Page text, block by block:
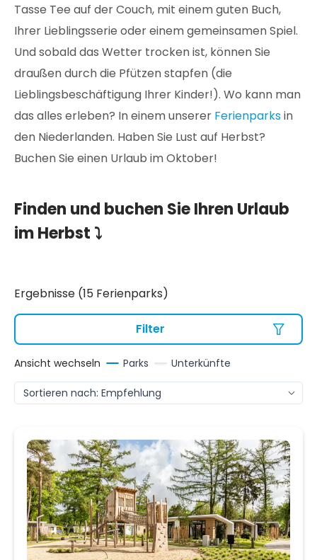
Tasse Tee auf der Couch, mit einem guten Buch,
Ihrer Lieblingsserie oder einem gemeinsamen Spiel.
Und sobald das Wetter trocken ist, können Sie
draußen durch die Pfützen stapfen (die
Lieblingsbeschäftigung Ihrer Kinder!). Wo kann man
das alles erleben? In einem unserer Ferienparksin
den Niederlanden. Haben Sie Lust auf Herbst?
Buchen Sie einen Urlaub im Oktober!
Finden und buchen Sie Ihren Urlaub
im Herbst ⤵
Ergebnisse (15 Ferienparks)
Filter
Ansicht wechseln Parks Unterkünfte